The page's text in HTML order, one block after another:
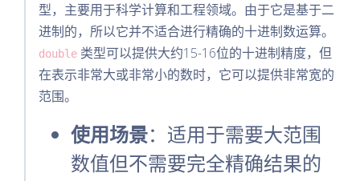
型，主要用于科学计算和工程领域。由于它是基于二
进制的，所以它并不适合进行精确的十进制数运算。
double 类型可以提供大约15-16位的十进制精度，但
在表示非常大或非常小的数时，它可以提供非常宽的
范围。
使用场景：适用于需要大范围
数值但不需要完全精确结果的